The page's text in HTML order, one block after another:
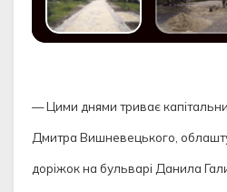
— Цими днями триває
Дмитра Вишневецького,
доріжок на бульварі Данила